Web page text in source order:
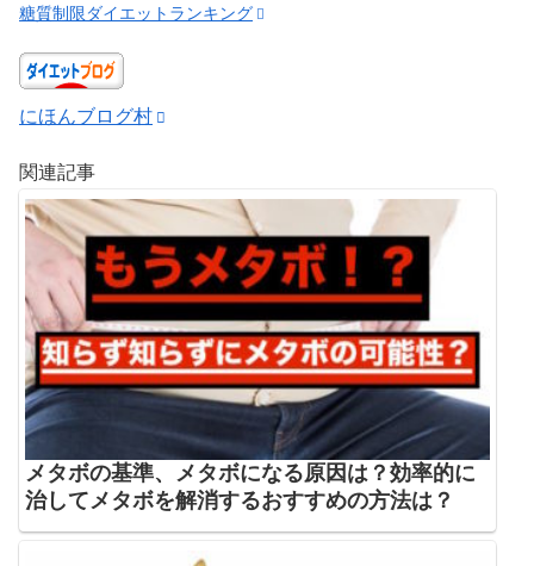
糖質制限ダイエットランキング
にほんブログ村
関連記事
メタボの基準、メタボになる原因は？効率的に
治してメタボを解消するおすすめの方法は？